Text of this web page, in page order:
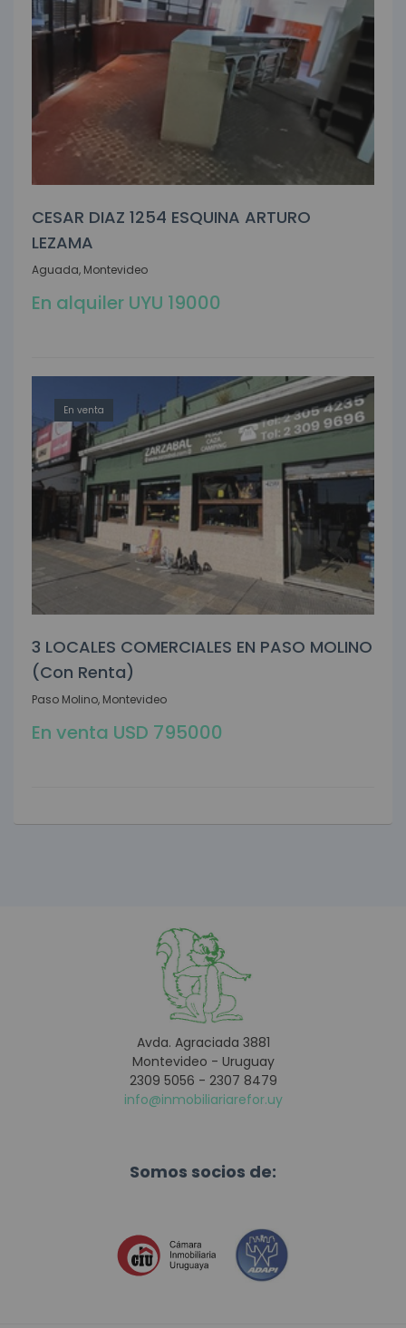
CESAR DIAZ 1254 ESQUINA ARTURO
LEZAMA
Aguada, Montevideo
En alquiler UYU 19000
En venta
3 LOCALES COMERCIALES EN PASO MOLINO
(con Renta)
Paso Molino, Montevideo
En venta USD 795000
Avda. Agraciada 3881
Montevideo - Uruguay
2309 5056 - 2307 8479
info@inmobiliariarefor.uy
Somos socios de: